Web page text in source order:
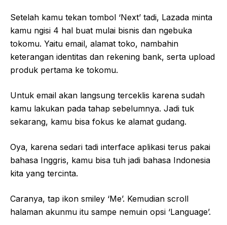
Setelah kamu tekan tombol ‘Next’ tadi, Lazada minta
kamu ngisi 4 hal buat mulai bisnis dan ngebuka
tokomu. Yaitu email, alamat toko, nambahin
keterangan identitas dan rekening bank, serta upload
produk pertama ke tokomu.
Untuk email akan langsung terceklis karena sudah
kamu lakukan pada tahap sebelumnya. Jadi tuk
sekarang, kamu bisa fokus ke alamat gudang.
Oya, karena sedari tadi interface aplikasi terus pakai
bahasa Inggris, kamu bisa tuh jadi bahasa Indonesia
kita yang tercinta.
Caranya, tap ikon smiley ‘Me’. Kemudian scroll
halaman akunmu itu sampe nemuin opsi ‘Language’.